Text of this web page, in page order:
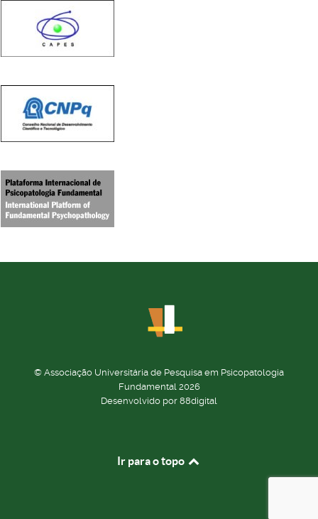
© Associação Universitária de Pesquisa em Psicopatologia
Fundamental 2026
Desenvolvido por 88digital
Ir para o topo